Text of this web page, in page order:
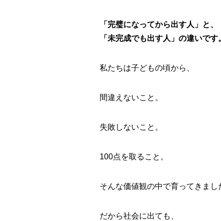
「完璧になってから出す人」と、
「未完成でも出す人」の違いです
私たちは子どもの頃から、
間違えないこと。
失敗しないこと。
100点を取ること。
そんな価値観の中で育ってきまし
だから社会に出ても、